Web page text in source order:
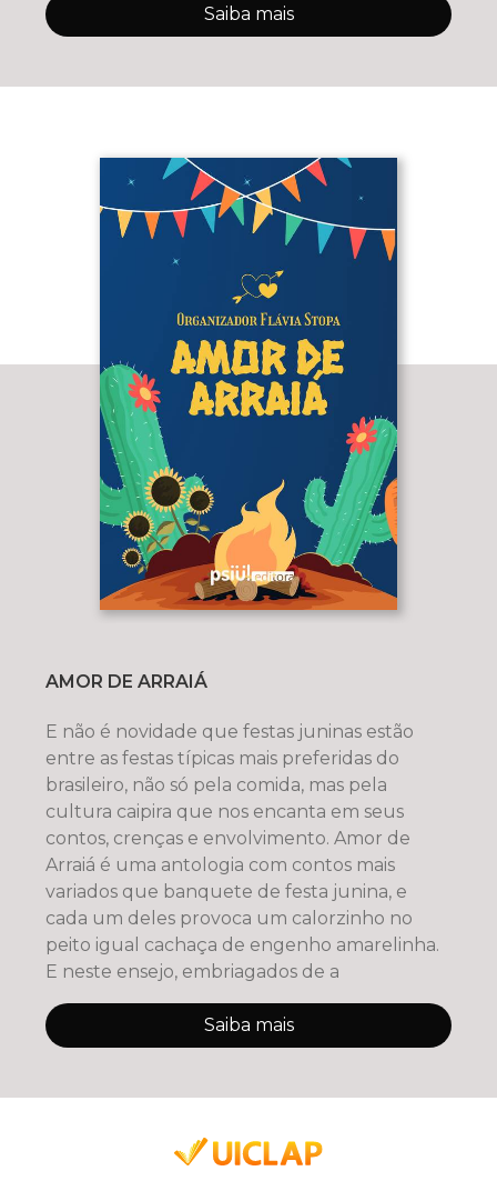
Saiba mais
AMOR DE ARRAIÁ
E não é novidade que festas juninas estão
entre as festas típicas mais preferidas do
brasileiro, não só pela comida, mas pela
cultura caipira que nos encanta em seus
contos, crenças e envolvimento. Amor de
Arraiá é uma antologia com contos mais
variados que banquete de festa junina, e
cada um deles provoca um calorzinho no
peito igual cachaça de engenho amarelinha.
E neste ensejo, embriagados de a
Saiba mais